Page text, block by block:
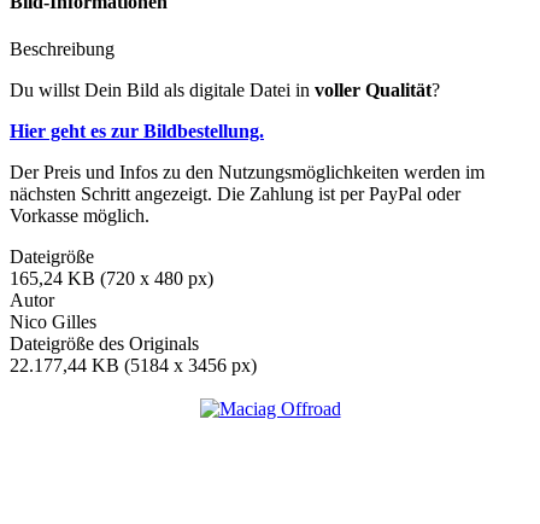
Beschreibung
Du willst Dein Bild als digitale Datei in voller Qualität?
Hier geht es zur Bildbestellung.
Der Preis und Infos zu den Nutzungsmöglichkeiten werden im
nächsten Schritt angezeigt. Die Zahlung ist per PayPal oder
Vorkasse möglich.
Dateigröße
165,24 KB (720 x 480 px)
Autor
Nico Gilles
Dateigröße des Originals
22.177,44 KB (5184 x 3456 px)